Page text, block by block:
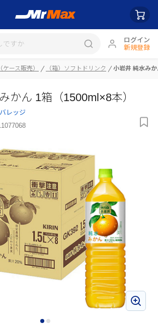
ログイン
新規登録
ケース販売） （箱）ソフトドリンク 小岩井 純水み
かん 1箱（1500ml×8本）
レッジ